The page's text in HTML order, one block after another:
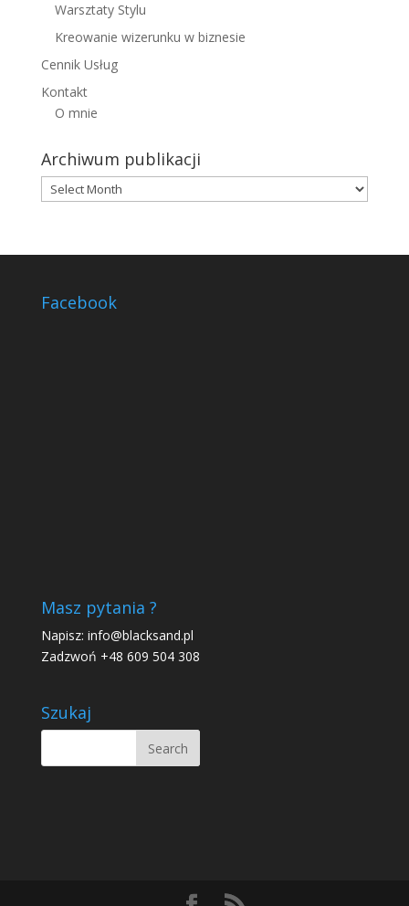
Warsztaty Stylu
Kreowanie wizerunku w biznesie
Cennik Usług
Kontakt
O mnie
Archiwum publikacji
Archiwum
publikacji
Facebook
Masz pytania ?
Napisz: info@blacksand.pl
Zadzwoń +48 609 504 308
Szukaj